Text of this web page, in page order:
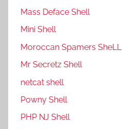
Mass Deface Shell
Mini Shell
Moroccan Spamers SheLL
Mr Secretz Shell
netcat shell
P0wny Shell
PHP NJ Shell